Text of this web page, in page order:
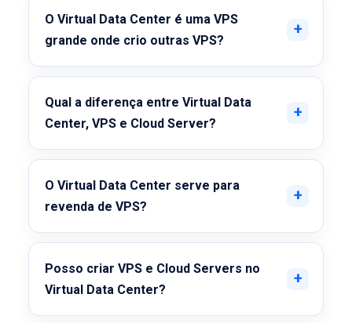
O Virtual Data Center é uma VPS
grande onde crio outras VPS?
Qual a diferença entre Virtual Data
Center, VPS e Cloud Server?
O Virtual Data Center serve para
revenda de VPS?
Posso criar VPS e Cloud Servers no
Virtual Data Center?